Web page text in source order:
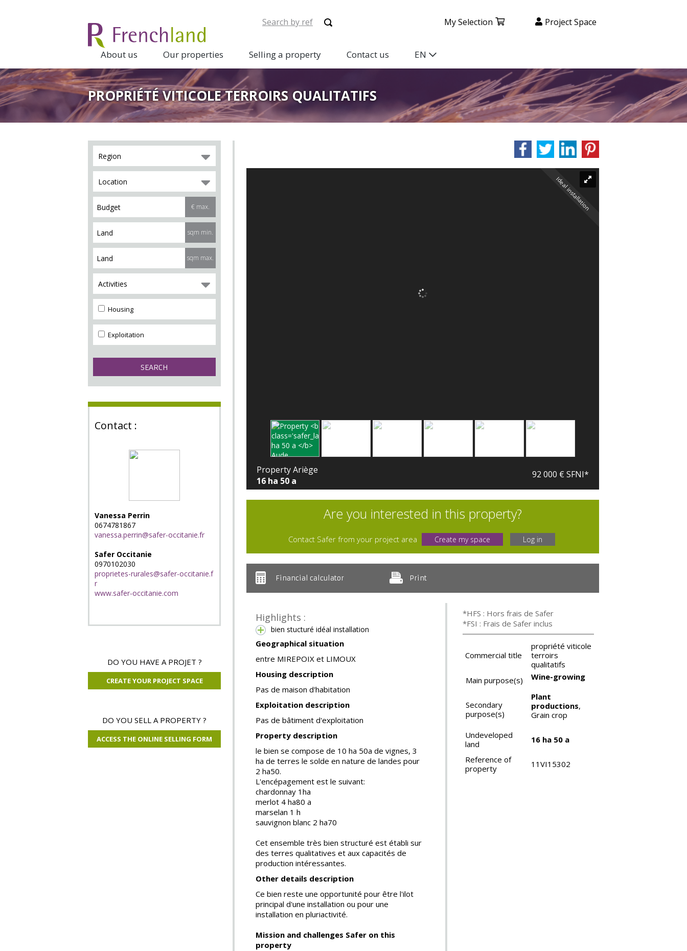
My Selection Project Space
About us Our properties Selling a property Contact us EN
PROPRIÉTÉ VITICOLE TERROIRS QUALITATIFS
Region
Location
€ max.
sqm min.
sqm max.
Activities
Housing
Exploitation
Contact :
Vanessa Perrin
0674781867
vanessa.perrin@safer-occitanie.fr
Safer Occitanie
0970102030
proprietes-rurales@safer-occitanie.f
r
www.safer-occitanie.com
DO YOU HAVE A PROJET ?
CREATE YOUR PROJECT SPACE
DO YOU SELL A PROPERTY ?
ACCESS THE ONLINE SELLING FORM
Ideal installation
Property Ariège
16 ha 50 a
92 000 € SFNI*
Are you interested in this property?
Contact Safer from your project area Create my space Log in
Financial calculator Print
Highlights :
bien stucturé idéal installation
Geographical situation
entre MIREPOIX et LIMOUX
Housing description
Pas de maison d'habitation
Exploitation description
Pas de bâtiment d'exploitation
Property description
le bien se compose de 10 ha 50a de vignes, 3
ha de terres le solde en nature de landes pour
2 ha50.
L'encépagement est le suivant:
chardonnay 1ha
merlot 4 ha80 a
marselan 1 h
sauvignon blanc 2 ha70
Cet ensemble très bien structuré est établi sur
des terres qualitatives et aux capacités de
production intéressantes.
Other details description
Ce bien reste une opportunité pour être l'ilot
principal d'une installation ou pour une
installation en pluriactivité.
Mission and challenges Safer on this
property
*HFS : Hors frais de Safer
*FSI : Frais de Safer inclus
Commercial title
propriété viticole
terroirs
qualitatifs
Main purpose(s)
Wine-growing
Secondary
purpose(s)
Plant
productions,
Grain crop
Undeveloped
land
16 ha 50 a
Reference of
property
11VI15302